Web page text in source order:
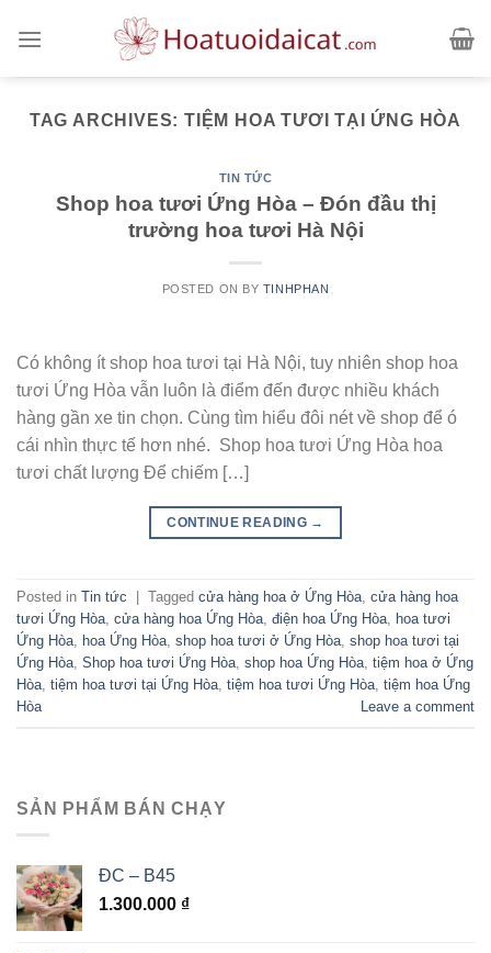
TAG ARCHIVES:TIỆM HOA TƯƠI TẠI ỨNG HÒA
TIN TỨC
Shop hoa tươi Ứng Hòa – Đón đầu thị
trường hoa tươi Hà Nội
POSTED ON BY TINHPHAN
Có không ít shop hoa tươi tại Hà Nội, tuy nhiên shop hoa
tươi Ứng Hòa vẫn luôn là điểm đến được nhiều khách
hàng gần xe tin chọn. Cùng tìm hiểu đôi nét về shop để ó
cái nhìn thực tế hơn nhé. Shop hoa tươi Ứng Hòa hoa
tươi chất lượng Để chiếm […]
CONTINUE READING →
Posted in Tin tức Tagged cửa hàng hoa ở Ứng Hòa cửa hàng hoa
tươi Ứng Hòa cửa hàng hoa Ứng Hòa điện hoa Ứng Hòa
hoa tươi
Ứng Hòa
hoa Ứng Hòa shop hoa tươi ở Ứng Hòa shop hoa tươi tại
Ứng Hòa Shop hoa tươi Ứng Hòa shop hoa Ứng Hòa tiệm hoa ở Ứng
Hòa tiệm hoa tươi tại Ứng Hòa tiệm hoa tươi Ứng Hòa tiệm hoa Ứng
Hòa
Leave a comment
SẢN PHẨM BÁN CHẠY
ĐC – B45
1.300.000 ₫